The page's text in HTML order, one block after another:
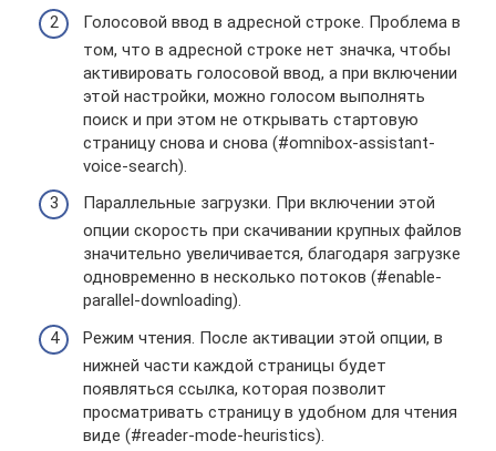
Голосовой ввод в адресной строке. Проблема в
том, что в адресной строке нет значка, чтобы
активировать голосовой ввод, а при включении
этой настройки, можно голосом выполнять
поиск и при этом не открывать стартовую
страницу снова и снова (#omnibox-assistant-
voice-search).
Параллельные загрузки. При включении этой
опции скорость при скачивании крупных файлов
значительно увеличивается, благодаря загрузке
одновременно в несколько потоков (#enable-
parallel-downloading).
Режим чтения. После активации этой опции, в
нижней части каждой страницы будет
появляться ссылка, которая позволит
просматривать страницу в удобном для чтения
виде (#reader-mode-heuristics).